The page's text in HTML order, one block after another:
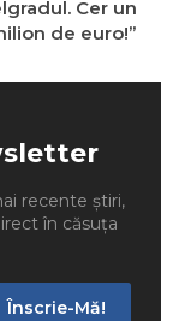
Cer un
de euro!”
recente știri,
în căsuța
Înscrie-Mă!